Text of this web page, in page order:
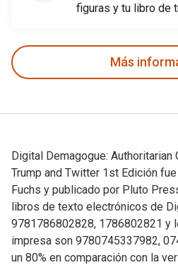
figuras y tu libro de
Más
Digital Demagogue:
Trump and Twitter 1st Edición
Fuchs y publicado por Pluto
libros de texto electrónicos de
9781786802828, 1786802821 y
impresa son 9780745337982,
un 80% en comparación con la